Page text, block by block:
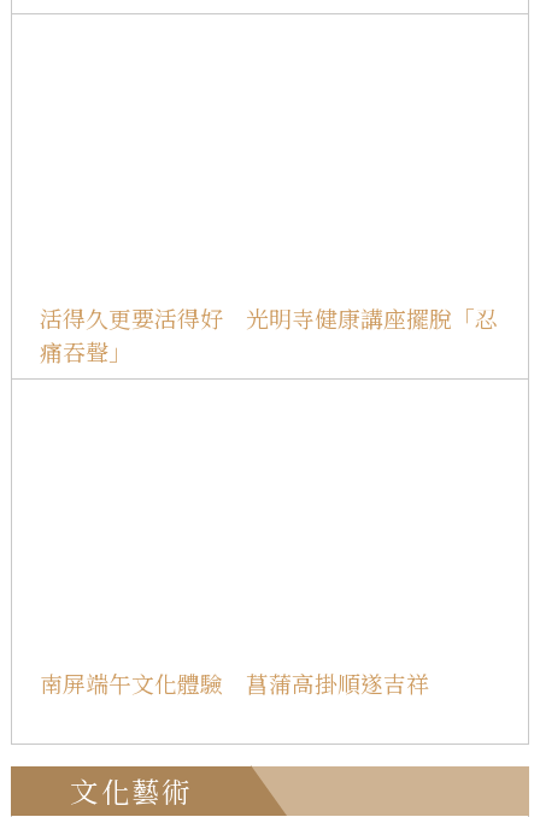
活得久更要活得好 光明寺健康講座擺脫「忍
痛吞聲」
南屏端午文化體驗 菖蒲高掛順遂吉祥
文化藝術